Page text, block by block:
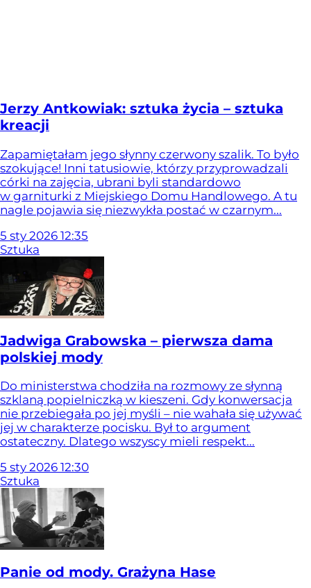
Jerzy Antkowiak: sztuka życia – sztuka
kreacji
Zapamiętałam jego słynny czerwony szalik. To było
szokujące! Inni tatusiowie, którzy przyprowadzali
córki na zajęcia, ubrani byli standardowo
w garniturki z Miejskiego Domu Handlowego. A tu
nagle pojawia się niezwykła postać w czarnym...
5 sty 2026 12:35
Sztuka
Jadwiga Grabowska – pierwsza dama
polskiej mody
Do ministerstwa chodziła na rozmowy ze słynną
szklaną popielniczką w kieszeni. Gdy konwersacja
nie przebiegała po jej myśli – nie wahała się używać
jej w charakterze pocisku. Był to argument
ostateczny. Dlatego wszyscy mieli respekt...
5 sty 2026 12:30
Sztuka
Panie od mody. Grażyna Hase